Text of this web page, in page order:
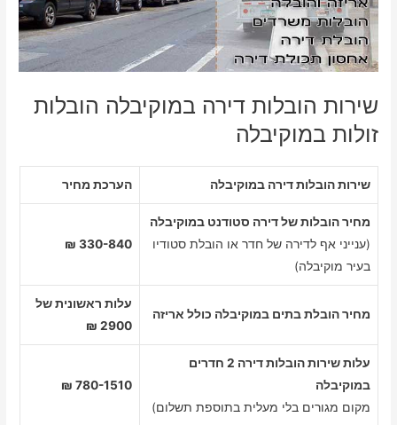
שירות הובלות דירה במוקיבלה הובלות
זולות במוקיבלה
שירות הובלות דירה במוקיבלה הערכת מחיר
מחיר הובלות של דירה סטודנט במוקיבלה
(ענייני אף לדירה של חדר או הובלת סטודיו
בעיר מוקיבלה)
330-840 ₪
מחיר הובלת בתים במוקיבלה כולל אריזה
עלות ראשונית של
2900 ₪
עלות שירות הובלות דירה 2 חדרים
במוקיבלה
מקום מגורים בלי מעלית בתוספת תשלום)
780-1510 ₪